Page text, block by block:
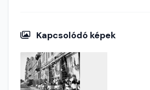
Kapcsolódó képek